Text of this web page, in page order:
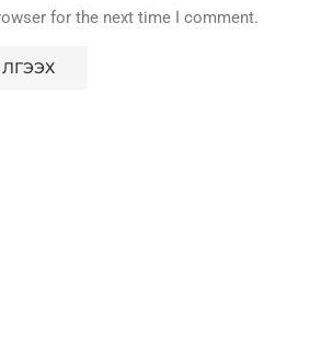
for the next time I comment.